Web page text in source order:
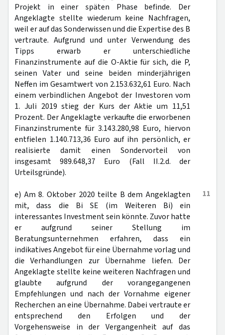
Projekt in einer späten Phase befinde. Der
Angeklagte stellte wiederum keine Nachfragen,
weil er auf das Sonderwissen und die Expertise des B
vertraute. Aufgrund und unter Verwendung des
Tipps erwarb er unterschiedliche
Finanzinstrumente auf die O-Aktie für sich, die P,
seinen Vater und seine beiden minderjährigen
Neffen im Gesamtwert von 2.153.632,61 Euro. Nach
einem verbindlichen Angebot der Investoren vom
1. Juli 2019 stieg der Kurs der Aktie um 11,51
Prozent. Der Angeklagte verkaufte die erworbenen
Finanzinstrumente für 3.143.280,98 Euro, hiervon
entfielen 1.140.713,36 Euro auf ihn persönlich, er
realisierte damit einen Sondervorteil von
insgesamt 989.648,37 Euro (Fall II.2.d. der
Urteilsgründe).
11
e) Am 8. Oktober 2020 teilte B dem Angeklagten
mit, dass die Bi SE (im Weiteren Bi) ein
interessantes Investment sein könnte. Zuvor hatte
er aufgrund seiner Stellung im
Beratungsunternehmen erfahren, dass ein
indikatives Angebot für eine Übernahme vorlag und
die Verhandlungen zur Übernahme liefen. Der
Angeklagte stellte keine weiteren Nachfragen und
glaubte aufgrund der vorangegangenen
Empfehlungen und nach der Vornahme eigener
Recherchen an eine Übernahme. Dabei vertraute er
entsprechend den Erfolgen und der
Vorgehensweise in der Vergangenheit auf das